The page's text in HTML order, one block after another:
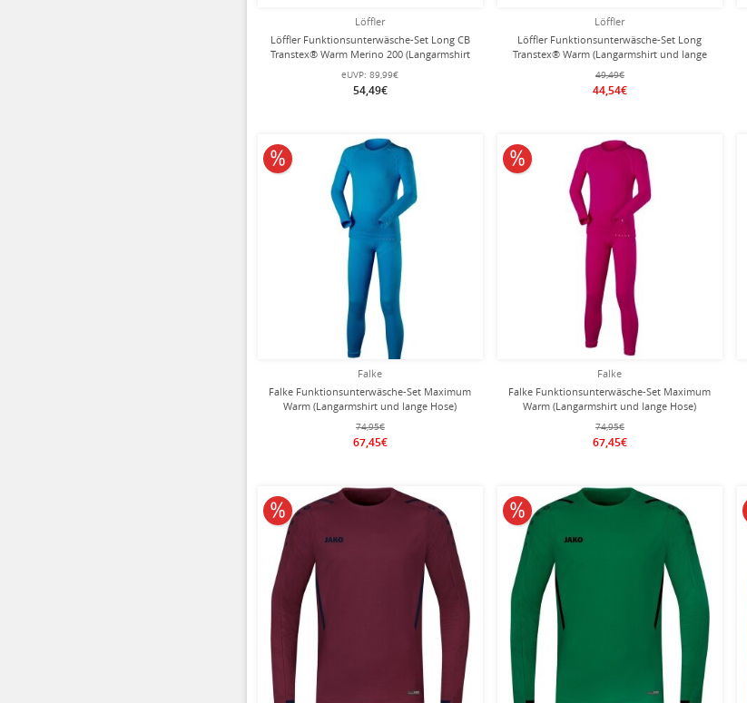
Löffler
Löffler Funktionsunterwäsche-Set Long CB
Transtex® Warm Merino 200 (Langarmshirt
eUVP: 89,99€
54,49€
Löffler
Löffler Funktionsunterwäsche-Set Long
Transtex® Warm (Langarmshirt und lange
49,49€
44,54€
Falke
Falke Funktionsunterwäsche-Set Maximum
Warm (Langarmshirt und lange Hose)
74,95€
67,45€
10% reduziert
Falke
Falke Funktionsunterwäsche-Set Maximum
Warm (Langarmshirt und lange Hose)
74,95€
67,45€
10% reduziert
10% reduziert 10% reduziert